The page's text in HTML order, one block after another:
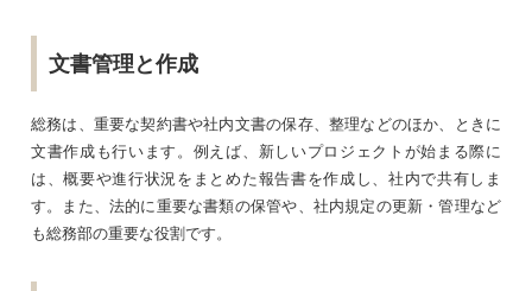
文書管理と作成
総務は、重要な契約書や社内文書の保存、整理などのほか、ときに
文書作成も行います。例えば、新しいプロジェクトが始まる際に
は、概要や進行状況をまとめた報告書を作成し、社内で共有しま
す。また、法的に重要な書類の保管や、社内規定の更新・管理など
も総務部の重要な役割です。